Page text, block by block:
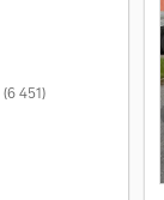
(6 451)